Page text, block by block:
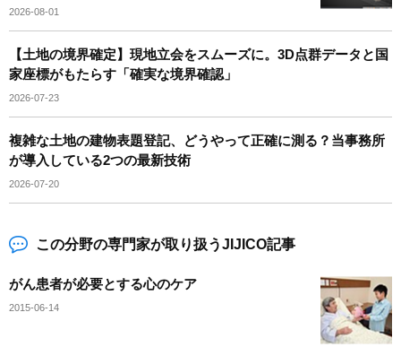
2026-08-01
【土地の境界確定】現地立会をスムーズに。3D点群データと国
家座標がもたらす「確実な境界確認」
2026-07-23
複雑な土地の建物表題登記、どうやって正確に測る？当事務所
が導入している2つの最新技術
2026-07-20
この分野の専門家が取り扱うJIJICO記事
がん患者が必要とする心のケア
2015-06-14